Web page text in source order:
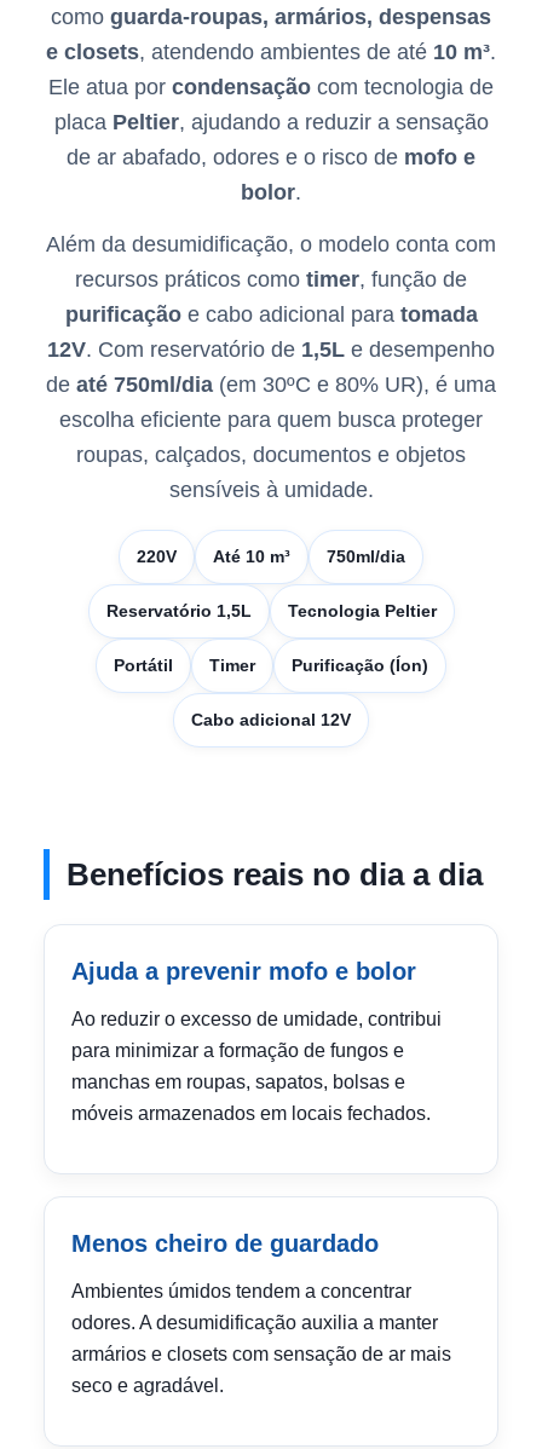
como guarda-roupas, armários, despensas
e closets, atendendo ambientes de até 10 m³.
Ele atua por condensação com tecnologia de
placa Peltier, ajudando a reduzir a sensação
de ar abafado, odores e o risco de mofo e
bolor.
Além da desumidificação, o modelo conta com
recursos práticos como timer, função de
purificaçãoe cabo adicional para tomada
12V. Com reservatório de 1,5L e desempenho
de até 750ml/dia (em 30ºC e 80% UR), é uma
escolha eficiente para quem busca proteger
roupas, calçados, documentos e objetos
sensíveis à umidade.
220V Até 10 m³ 750ml/dia
Reservatório 1,5L Tecnologia Peltier
Portátil Timer Purificação (Íon)
Cabo adicional 12V
Benefícios reais no dia a dia
Ajuda a prevenir mofo e bolor
Ao reduzir o excesso de umidade, contribui
para minimizar a formação de fungos e
manchas em roupas, sapatos, bolsas e
móveis armazenados em locais fechados.
Menos cheiro de guardado
Ambientes úmidos tendem a concentrar
odores. A desumidificação auxilia a manter
armários e closets com sensação de ar mais
seco e agradável.